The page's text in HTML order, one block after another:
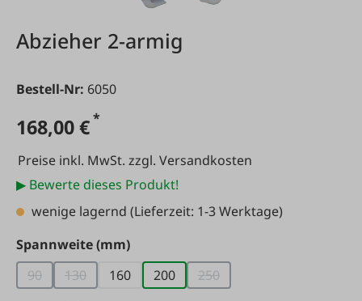
Abzieher 2-armig
Bestell-Nr: 6050
168,00 €*
Preise inkl. MwSt. zzgl. Versandkosten
▶ Bewerte dieses Produkt!
wenige lagernd (Lieferzeit: 1-3 Werktage)
Spannweite (mm)auswählen
90(Diese Option ist zurzeit nicht verfügbar.)
130(Diese Option ist zurzeit nicht verfügbar.)
160 200 250(Diese Option ist zurzeit